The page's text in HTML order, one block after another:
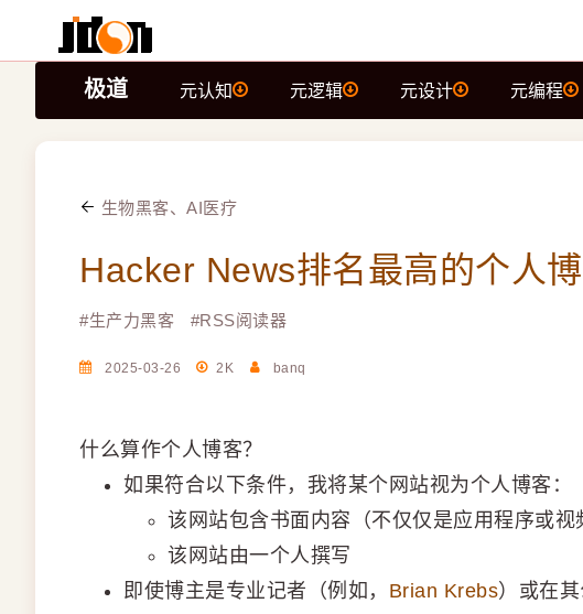
极道 元认知 元逻辑 元设计 元编程
生物黑客、AI医疗
Hacker News排名最高的个人
#生产力黑客 #RSS阅读器
2025-03-26 2K banq
什么算作个人博客？
如果符合以下条件，我将某个网站视为个人博客：
该网站包含书面内容（不仅仅是应用程序或视
该网站由一个人撰写
即使博主是专业记者（例如， Brian Krebs）或在